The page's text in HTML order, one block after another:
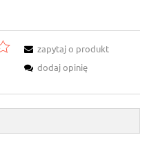
zapytaj o produkt
dodaj opinię